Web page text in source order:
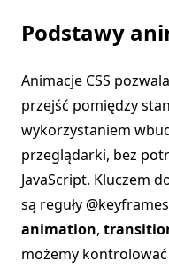
Podstawy
Animacje CSS
przejść pomiędzy
wykorzystaniem
przeglądarki, bez
JavaScript. Kluczem
są reguły
animation,
możemy